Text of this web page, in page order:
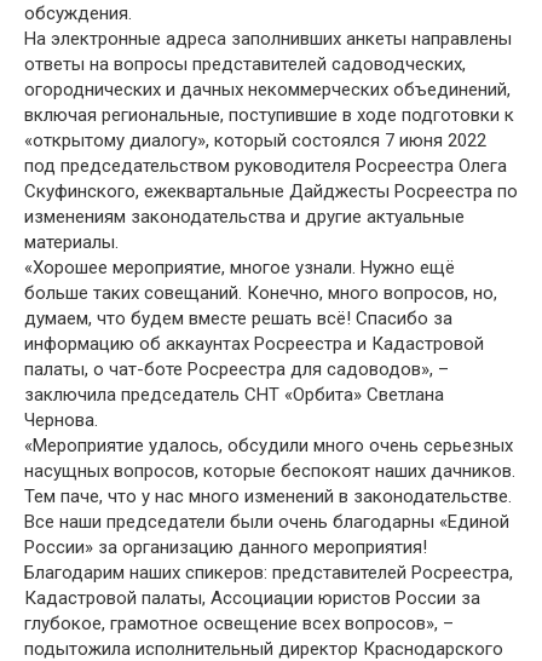
обсуждения.
На электронные адреса заполнивших анкеты направлены
ответы на вопросы представителей садоводческих,
огороднических и дачных некоммерческих объединений,
включая региональные, поступившие в ходе подготовки к
«открытому диалогу», который состоялся 7 июня 2022
под председательством руководителя Росреестра Олега
Скуфинского, ежеквартальные Дайджесты Росреестра по
изменениям законодательства и другие актуальные
материалы.
«Хорошее мероприятие, многое узнали. Нужно ещё
больше таких совещаний. Конечно, много вопросов, но,
думаем, что будем вместе решать всё! Спасибо за
информацию об аккаунтах Росреестра и Кадастровой
палаты, о чат-боте Росреестра для садоводов», –
заключила председатель СНТ «Орбита» Светлана
Чернова.
«Мероприятие удалось, обсудили много очень серьезных
насущных вопросов, которые беспокоят наших дачников.
Тем паче, что у нас много изменений в законодательстве.
Все наши председатели были очень благодарны «Единой
России» за организацию данного мероприятия!
Благодарим наших спикеров: представителей Росреестра,
Кадастровой палаты, Ассоциации юристов России за
глубокое, грамотное освещение всех вопросов», –
подытожила исполнительный директор Краснодарского